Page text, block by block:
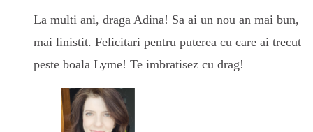
La multi ani, draga Adina! Sa ai un nou an mai bun,
mai linistit. Felicitari pentru puterea cu care ai trecut
peste boala Lyme! Te imbratisez cu drag!